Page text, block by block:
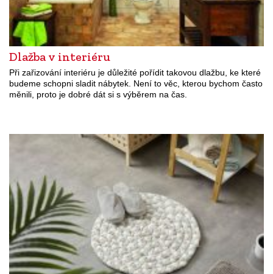
Dlažba v interiéru
Při zařizování interiéru je důležité pořídit takovou dlažbu, ke které
budeme schopni sladit nábytek. Není to věc, kterou bychom často
měnili, proto je dobré dát si s výběrem na čas.